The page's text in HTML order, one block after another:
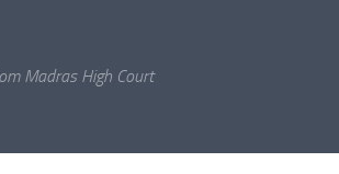
Madras High Court